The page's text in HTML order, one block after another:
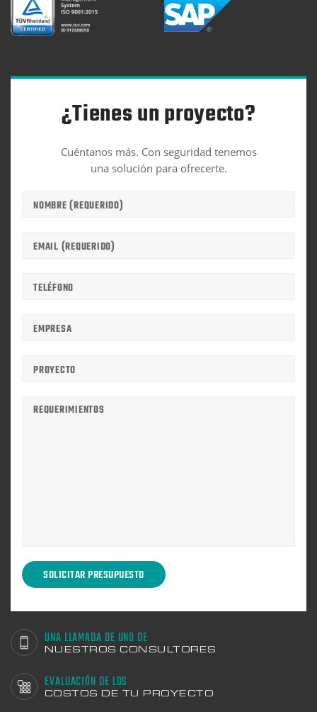
¿Tienes un proyecto?
Cuéntanos más. Con seguridad tenemos
una solución para ofrecerte.
UNA LLAMADA DE UNO DE
NUESTROS CONSULTORES
EVALUACIÓN DE LOS
COSTOS DE TU PROYECTO